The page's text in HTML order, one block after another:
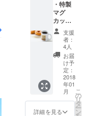
時に連
絡いた
しま
す。
・特製
マグ
カップ
を1個差
し上げ
ます。
・設立
協力リ
ストに
掲載し
たしま
す。 ・
設立完
了報告
支援
者：
4人
お届
け予
定：
2018
年01
月
詳細を見る
こ
の
リ
タ
ー
ン